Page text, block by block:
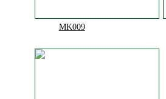
MK009